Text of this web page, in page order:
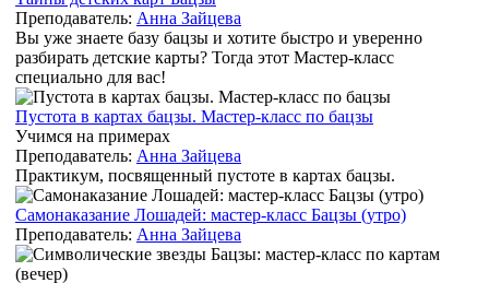
Преподаватель: Анна Зайцева
Вы уже знаете базу бацзы и хотите быстро и уверенно
разбирать детские карты? Тогда этот Мастер-класс
специально для вас!
Пустота в картах бацзы. Мастер-класс по бацзы
Учимся на примерах
Преподаватель: Анна Зайцева
Практикум, посвященный пустоте в картах бацзы.
Самонаказание Лошадей: мастер-класс Бацзы (утро)
Преподаватель: Анна Зайцева